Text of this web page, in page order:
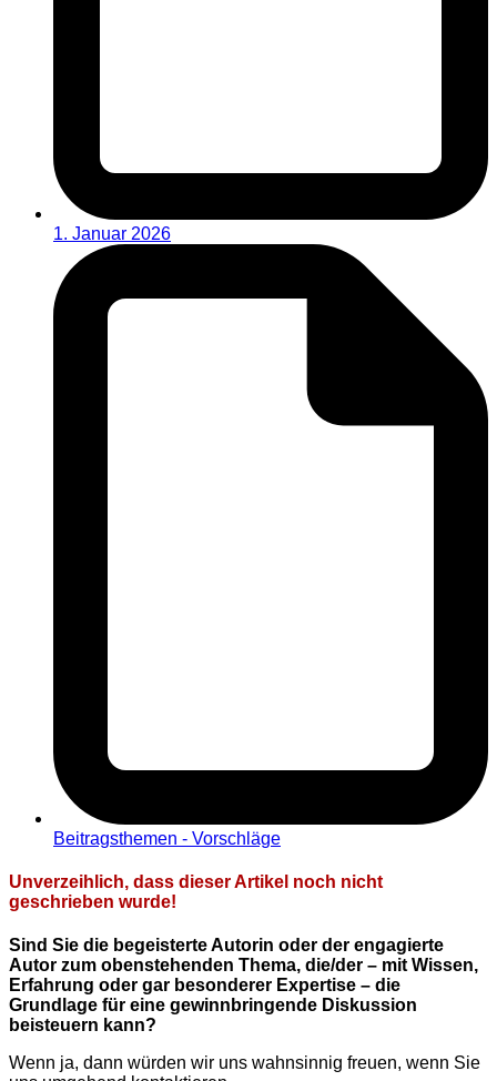
1. Januar 2026
Beitragsthemen - Vorschläge
Unverzeihlich, dass dieser Artikel noch nicht
geschrieben wurde!
Sind Sie die begeisterte Autorin oder der engagierte
Autor zum obenstehenden Thema, die/der – mit Wissen,
Erfahrung oder gar besonderer Expertise – die
Grundlage für eine gewinnbringende Diskussion
beisteuern kann?
Wenn ja, dann würden wir uns wahnsinnig freuen, wenn Sie